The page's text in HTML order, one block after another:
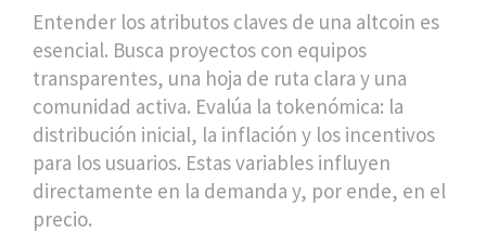
Entender los atributos claves de una altcoin es
esencial. Busca proyectos con equipos
transparentes, una hoja de ruta clara y una
comunidad activa. Evalúa la tokenómica: la
distribución inicial, la inflación y los incentivos
para los usuarios. Estas variables influyen
directamente en la demanda y, por ende, en el
precio.